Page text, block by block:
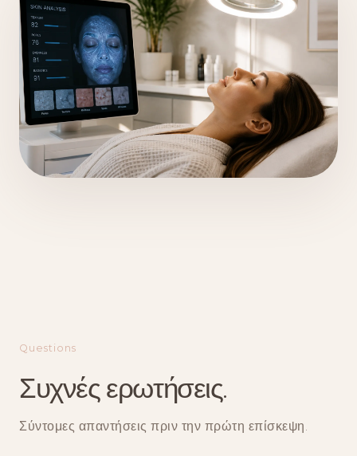
Questions
Συχνές ερωτήσεις.
Σύντομες απαντήσεις πριν την πρώτη επίσκεψη.